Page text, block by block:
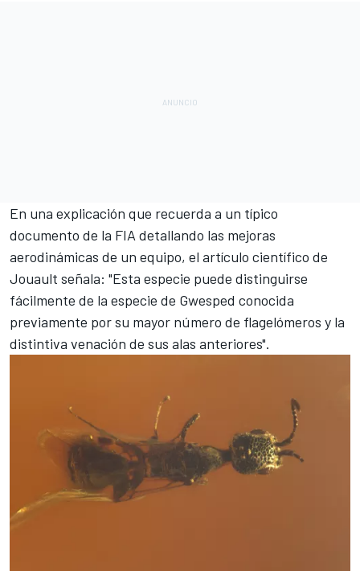
En una explicación que recuerda a un típico
documento de la FIA detallando las mejoras
aerodinámicas de un equipo, el artículo científico de
Jouault señala: "Esta especie puede distinguirse
fácilmente de la especie de Gwesped conocida
previamente por su mayor número de flagelómeros y la
distintiva venación de sus alas anteriores".